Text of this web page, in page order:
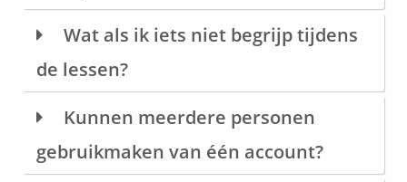
Wat als ik iets niet begrijp tijdens
de lessen?
Kunnen meerdere personen
gebruikmaken van één account?